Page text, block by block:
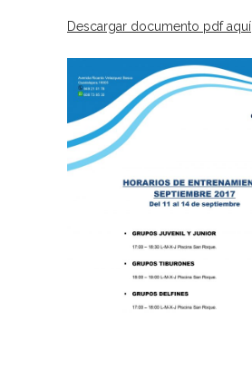
Descargar documento pdf aquí